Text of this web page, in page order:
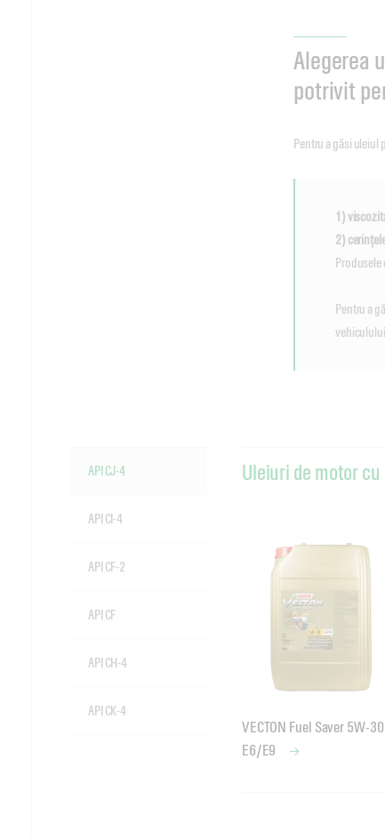
Alegerea
potrivit
Pentru a găsi
1)
2)
Produsele
Pentru a
API CJ-4
API CI-4
API CF-2
API CF
API CH-4
API CK-4
Uleiuri de motor
VECTON Fuel Saver 5W-30
E6/E9